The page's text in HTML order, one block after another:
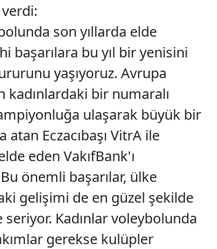
son yıllarda elde
başarılara bu yıl bir yenisini
yaşıyoruz. Avrupa
kadınlardaki bir numaralı
ulaşarak büyük bir
atan Eczacıbaşı VitrA ile
eden VakıfBank'ı
önemli başarılar, ülke
gelişimi de en güzel şekilde
Kadınlar voleybolunda
gerekse kulüpler